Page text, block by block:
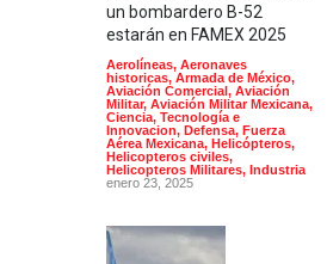
un bombardero B-52
estarán en FAMEX 2025
Aerolíneas, Aeronaves
historicas, Armada de México,
Aviación Comercial, Aviación
Militar, Aviación Militar Mexicana,
Ciencia, Tecnología e
Innovacion, Defensa, Fuerza
Aérea Mexicana, Helicópteros,
Helicopteros civiles,
Helicopteros Militares, Industria
enero 23, 2025